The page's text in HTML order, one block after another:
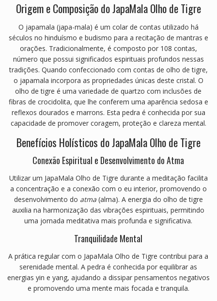
Origem e Composição do JapaMala Olho de Tigre
O japamala (japa-mala) é um colar de contas utilizado há
séculos no hinduísmo e budismo para a recitação de mantras e
orações. Tradicionalmente, é composto por 108 contas,
número que possui significados espirituais profundos nessas
tradições. Quando confeccionado com contas de olho de tigre,
o japamala incorpora as propriedades únicas deste cristal. O
olho de tigre é uma variedade de quartzo com inclusões de
fibras de crocidolita, que lhe conferem uma aparência sedosa e
reflexos dourados e marrons. Esta pedra é conhecida por sua
capacidade de promover coragem, proteção e clareza mental.
Benefícios Holísticos do JapaMala Olho de Tigre
Conexão Espiritual e Desenvolvimento do Atma
Utilizar um JapaMala Olho de Tigre durante a meditação facilita
a concentração e a conexão com o eu interior, promovendo o
desenvolvimento do atma(alma). A energia do olho de tigre
auxilia na harmonização das vibrações espirituais, permitindo
uma jornada meditativa mais profunda e significativa.
Tranquilidade Mental
A prática regular com o JapaMala Olho de Tigre contribui para a
serenidade mental. A pedra é conhecida por equilibrar as
energias yin e yang, ajudando a dissipar pensamentos negativos
e promovendo uma mente mais focada e tranquila.